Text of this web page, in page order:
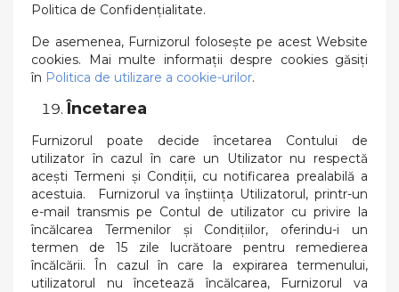
Politica de Confidențialitate.
De asemenea, Furnizorul folosește pe acest Website
cookies. Mai multe informații despre cookies găsiți
în Politica de utilizare a cookie-urilor.
Încetarea
Furnizorul poate decide încetarea Contului de
utilizator în cazul în care un Utilizator nu respectă
acești Termeni și Condiții, cu notificarea prealabilă a
acestuia. Furnizorul va înștiința Utilizatorul, printr-un
e-mail transmis pe Contul de utilizator cu privire la
încălcarea Termenilor și Condițiilor, oferindu-i un
termen de 15 zile lucrătoare pentru remedierea
încălcării. În cazul în care la expirarea termenului,
utilizatorul nu încetează încălcarea, Furnizorul va